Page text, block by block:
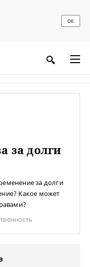
ОК
за долги
за долги
Какое может